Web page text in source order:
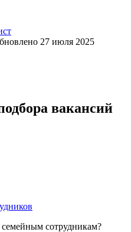
27 июля 2025
вакансий
семейным сотрудникам?